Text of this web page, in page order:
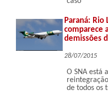
Paraná: Rio
comparece
demissões
28/07/2015
O SNA está
de todos os